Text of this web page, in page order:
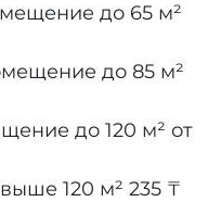
до 65 м²
до 85 м²
до 120 м² от
120 м² 235 ₸